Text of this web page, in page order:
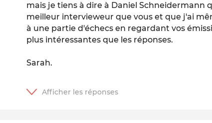
mais je tiens à dire à Daniel Schneidermann
meilleur intervieweur que vous et que j'ai
à une partie d'échecs en regardant vos
plus intéressantes que les réponses.
Sarah.